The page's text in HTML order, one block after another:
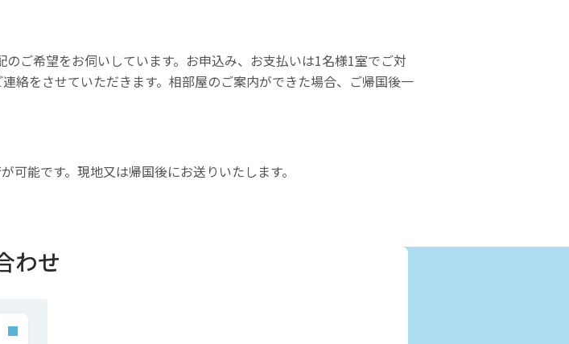
ご希望をお伺いしています。お申込み、お支払いは1名様1室でご対
絡をさせていただきます。相部屋のご案内ができた場合、ご帰国後一
能です。現地又は帰国後にお送りいたします。
わせ